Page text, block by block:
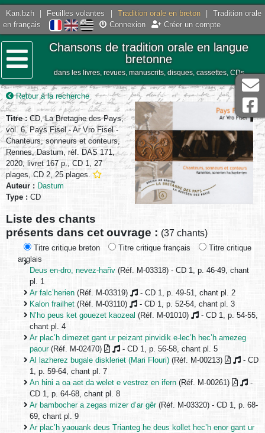
Kan.bzh Feuilles volantes Tradition orale en breton
Tradition orale
en français
Connexion Créer un compte
Menu
Chansons de tradition orale en langue
bretonne
dans les livres, revues, manuscrits, disques, cassettes, CDs
Retour à la recherche
Titre : CD, La Bretagne des Pays,
vol. 6, Pays Fisel - Ar Vro Fisel -
Chanteurs, sonneurs et conteurs,
Rennes, Dastum, réf. DAS 171,
2020, livret 167 p., CD 1, 27
plages, CD 2, 25 plages.
Auteur : Dastum
Type : CD
Liste des chants
présents dans cet ouvrage : (37 chants)
Titre critique breton Titre critique français
Titre critique
anglais
Deus en-dro, nevez-hañv (Réf. M-03318) - CD 1, p. 46-49, chant
pl. 1
Ar falc’herien (Réf. M-03319)
- CD 1, p. 49-51, chant pl. 2
Kalon frailhet (Réf. M-03110)
- CD 1, p. 52-54, chant pl. 3
N’ho peus ket gouezet kaozeal (Réf. M-01010)
- CD 1, p. 54-55,
chant pl. 4
Ar plac’h dimezet gant ur peizant pinvidik e-lec’h hec’h amezeg
paour(Réf. M-02470)
- CD 1, p. 56-58, chant pl. 5
Al lazherez bugale diskleriet (Mari Flouri) (Réf. M-00213)
- CD
1, p. 59-64, chant pl. 7
An hini a oa aet da welet e vestrez en ifern (Réf. M-00261)
-
CD 1, p. 64-68, chant pl. 8
Ar bambocher a zegas mizer d’ar gêr(Réf. M-03320) - CD 1, p. 68-
69, chant pl. 9
Ar plac’h yaouank deus Trianteg he deus kollet hec’h enor gant ur